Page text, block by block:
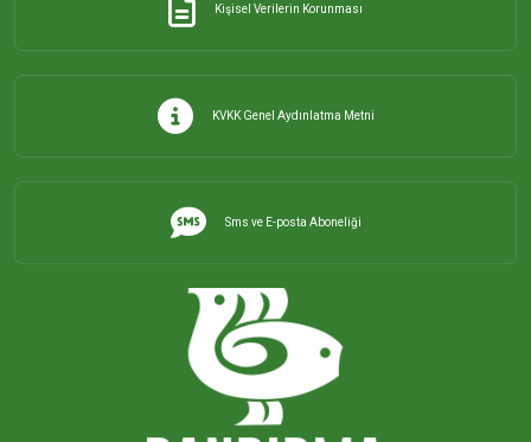
Kişisel Verilerin Korunması
KVKK Genel Aydınlatma Metni
Sms ve E-posta Aboneliği